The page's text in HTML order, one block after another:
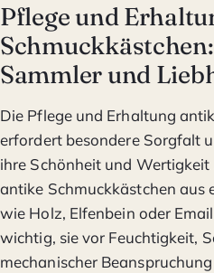
Pflege und
Sammler und
Die Pflege und Erhaltung
erfordert besondere Sorgfalt
ihre Schönheit und
antike Schmuckkästchen aus
wie Holz, Elfenbein oder
wichtig, sie vor Feuchtigkeit,
mechanischer